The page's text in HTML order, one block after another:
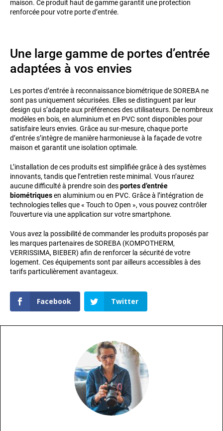
maison. Ce produit haut de gamme garantit une protection
renforcée pour votre porte d’entrée.
Une large gamme de portes d’entrée
adaptées à vos envies
Les portes d’entrée à reconnaissance biométrique de SOREBA ne
sont pas uniquement sécurisées. Elles se distinguent par leur
design qui s’adapte aux préférences des utilisateurs. De nombreux
modèles en bois, en aluminium et en PVC sont disponibles pour
satisfaire leurs envies. Grâce au sur-mesure, chaque porte
d’entrée s’intègre de manière harmonieuse à la façade de votre
maison et garantit une isolation optimale.
L’installation de ces produits est simplifiée grâce à des systèmes
innovants, tandis que l’entretien reste minimal. Vous n’aurez
aucune difficulté à prendre soin desportes d’entrée
biométriquesen aluminium ou en PVC. Grâce à l’intégration de
technologies telles que « Touch to Open », vous pouvez contrôler
l’ouverture via une application sur votre smartphone.
Vous avez la possibilité de commander les produits proposés par
les marques partenaires de SOREBA (KOMPOTHERM,
VERRISSIMA, BIEBER) afin de renforcer la sécurité de votre
logement. Ces équipements sont par ailleurs accessibles à des
tarifs particulièrement avantageux.
Facebook Twitter